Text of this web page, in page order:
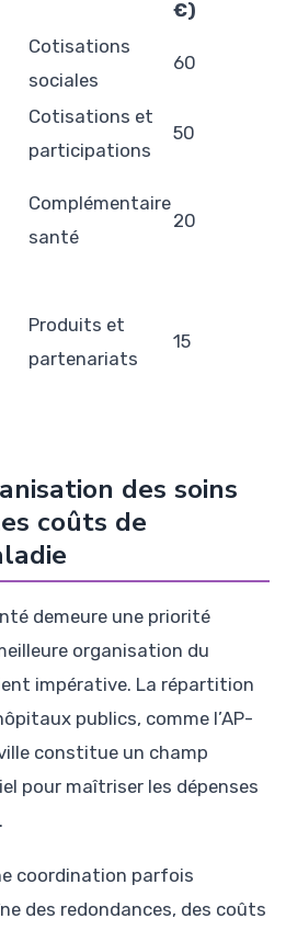
€)
Cotisations
sociales
60
Cotisations et
participations
50
Complémentaire
santé
20
Produits et
partenariats
15
des soins
coûts de
demeure une priorité
organisation du
impérative. La répartition
publics, comme l’AP-
constitue un champ
pour maîtriser les dépenses
coordination parfois
des redondances, des coûts